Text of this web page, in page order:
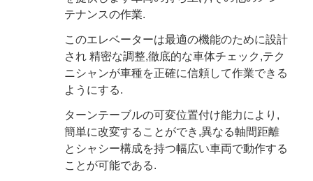
テナンスの作業.
このエレベーターは最適の機能のために設計
され 精密な調整,徹底的な車体チェック,テク
ニシャンが車種を正確に信頼して作業できる
ようにする.
ターンテーブルの可変位置付け能力により,
簡単に改変することができ,異なる軸間距離
とシャシー構成を持つ幅広い車両で動作する
ことが可能である.